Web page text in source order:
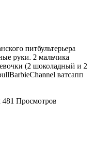
питбультерьера
руки. 2 мальчика
(2 шоколадный и 2
ватсапп
481 Просмотров